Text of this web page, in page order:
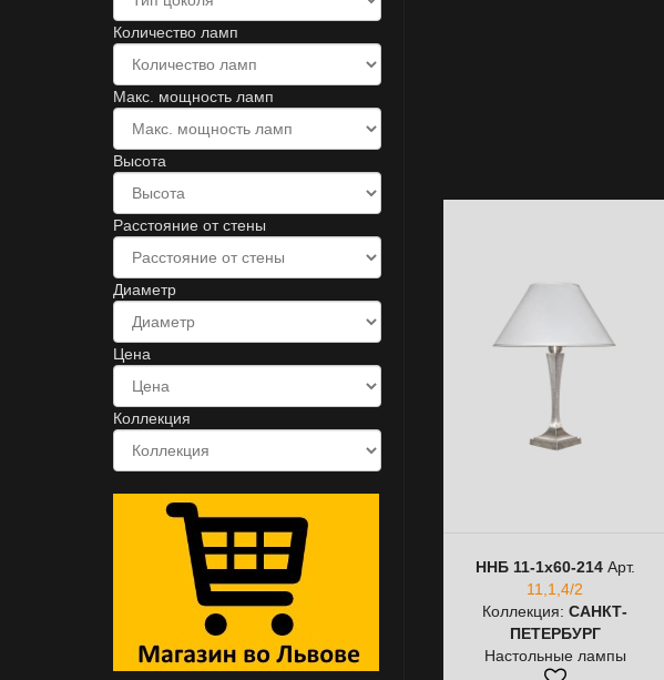
Количество ламп
Макс. мощность ламп
Высота
Расстояние от стены
Диаметр
Цена
Коллекция
ННБ 11-1х60-214Арт.
11,1,4/2
Коллекция: САНКТ-
ПЕТЕРБУРГ
Настольные лампы